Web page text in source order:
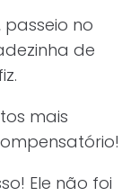
no
de
mais
Ele não foi